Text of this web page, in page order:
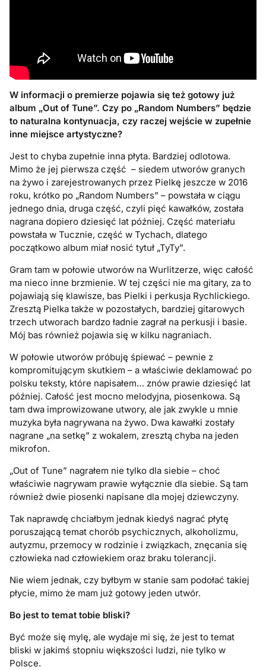
W informacji o premierze pojawia się też gotowy już
album „Out of Tune”. Czy po „Random Numbers” będzie
to naturalna kontynuacja, czy raczej wejście w zupełnie
inne miejsce artystyczne?
Jest to chyba zupełnie inna płyta. Bardziej odlotowa.
Mimo że jej pierwsza część – siedem utworów granych
na żywo i zarejestrowanych przez Pielkę jeszcze w 2016
roku, krótko po „Random Numbers” – powstała w ciągu
jednego dnia, druga część, czyli pięć kawałków, została
nagrana dopiero dziesięć lat później. Część materiału
powstała w Tucznie, część w Tychach, dlatego
początkowo album miał nosić tytuł „TyTy”.
Gram tam w połowie utworów na Wurlitzerze, więc całość
ma nieco inne brzmienie. W tej części nie ma gitary, za to
pojawiają się klawisze, bas Pielki i perkusja Rychlickiego.
Zresztą Pielka także w pozostałych, bardziej gitarowych
trzech utworach bardzo ładnie zagrał na perkusji i basie.
Mój bas również pojawia się w kilku nagraniach.
W połowie utworów próbuję śpiewać – pewnie z
kompromitującym skutkiem – a właściwie deklamować po
polsku teksty, które napisałem… znów prawie dziesięć lat
później. Całość jest mocno melodyjna, piosenkowa. Są
tam dwa improwizowane utwory, ale jak zwykle u mnie
muzyka była nagrywana na żywo. Dwa kawałki zostały
nagrane „na setkę” z wokalem, zresztą chyba na jeden
mikrofon.
„Out of Tune” nagrałem nie tylko dla siebie – choć
właściwie nagrywam prawie wyłącznie dla siebie. Są tam
również dwie piosenki napisane dla mojej dziewczyny.
Tak naprawdę chciałbym jednak kiedyś nagrać płytę
poruszającą temat chorób psychicznych, alkoholizmu,
autyzmu, przemocy w rodzinie i związkach, znęcania się
człowieka nad człowiekiem oraz braku tolerancji.
Nie wiem jednak, czy byłbym w stanie sam podołać takiej
płycie, mimo że mam już gotowy jeden utwór.
Bo jest to temat tobie bliski?
Być może się mylę, ale wydaje mi się, że jest to temat
bliski w jakimś stopniu większości ludzi, nie tylko w
Polsce.